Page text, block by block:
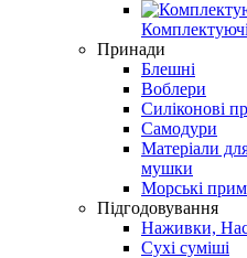
Принади
Блешні
Воблери
Силіконові
Самодури
Матеріали
мушки
Морські
Підгодовування
Наживки,
Сухі суміші